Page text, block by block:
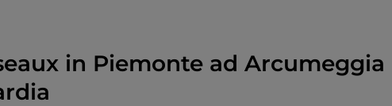
in Piemonte ad Arcumeggia